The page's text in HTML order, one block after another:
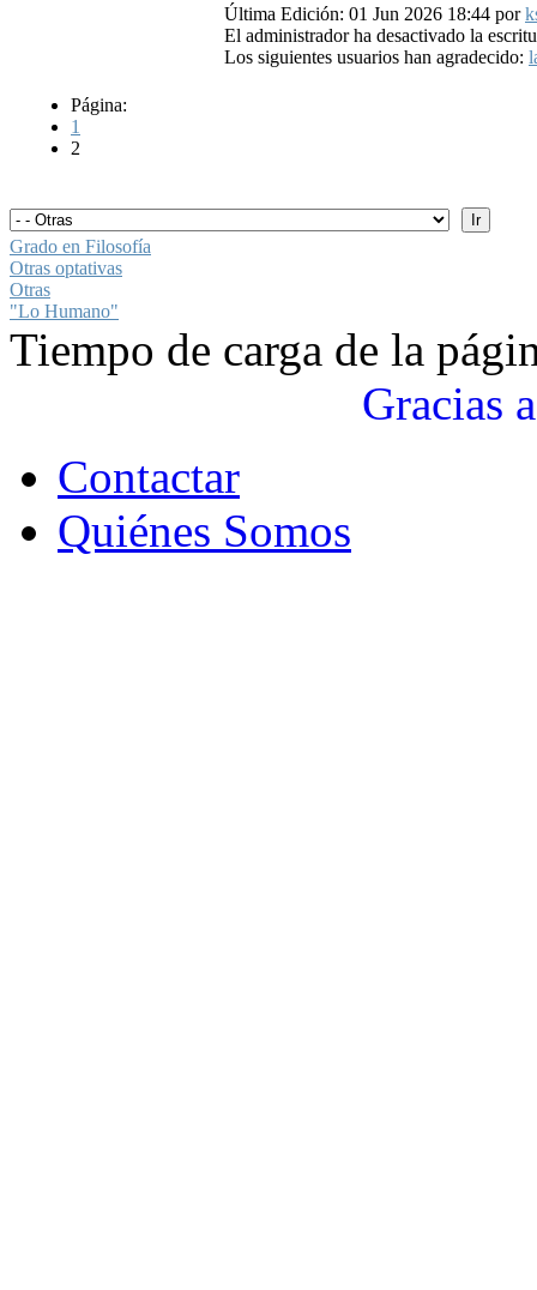
Última Edición: 01 Jun 2026 18:44 por
El administrador ha desactivado la
Los siguientes usuarios han agradecido:
Página:
1
2
Grado en Filosofía
Otras optativas
Otras
"Lo Humano"
Tiempo de carga de la
Gracias a
Contactar
Quiénes Somos